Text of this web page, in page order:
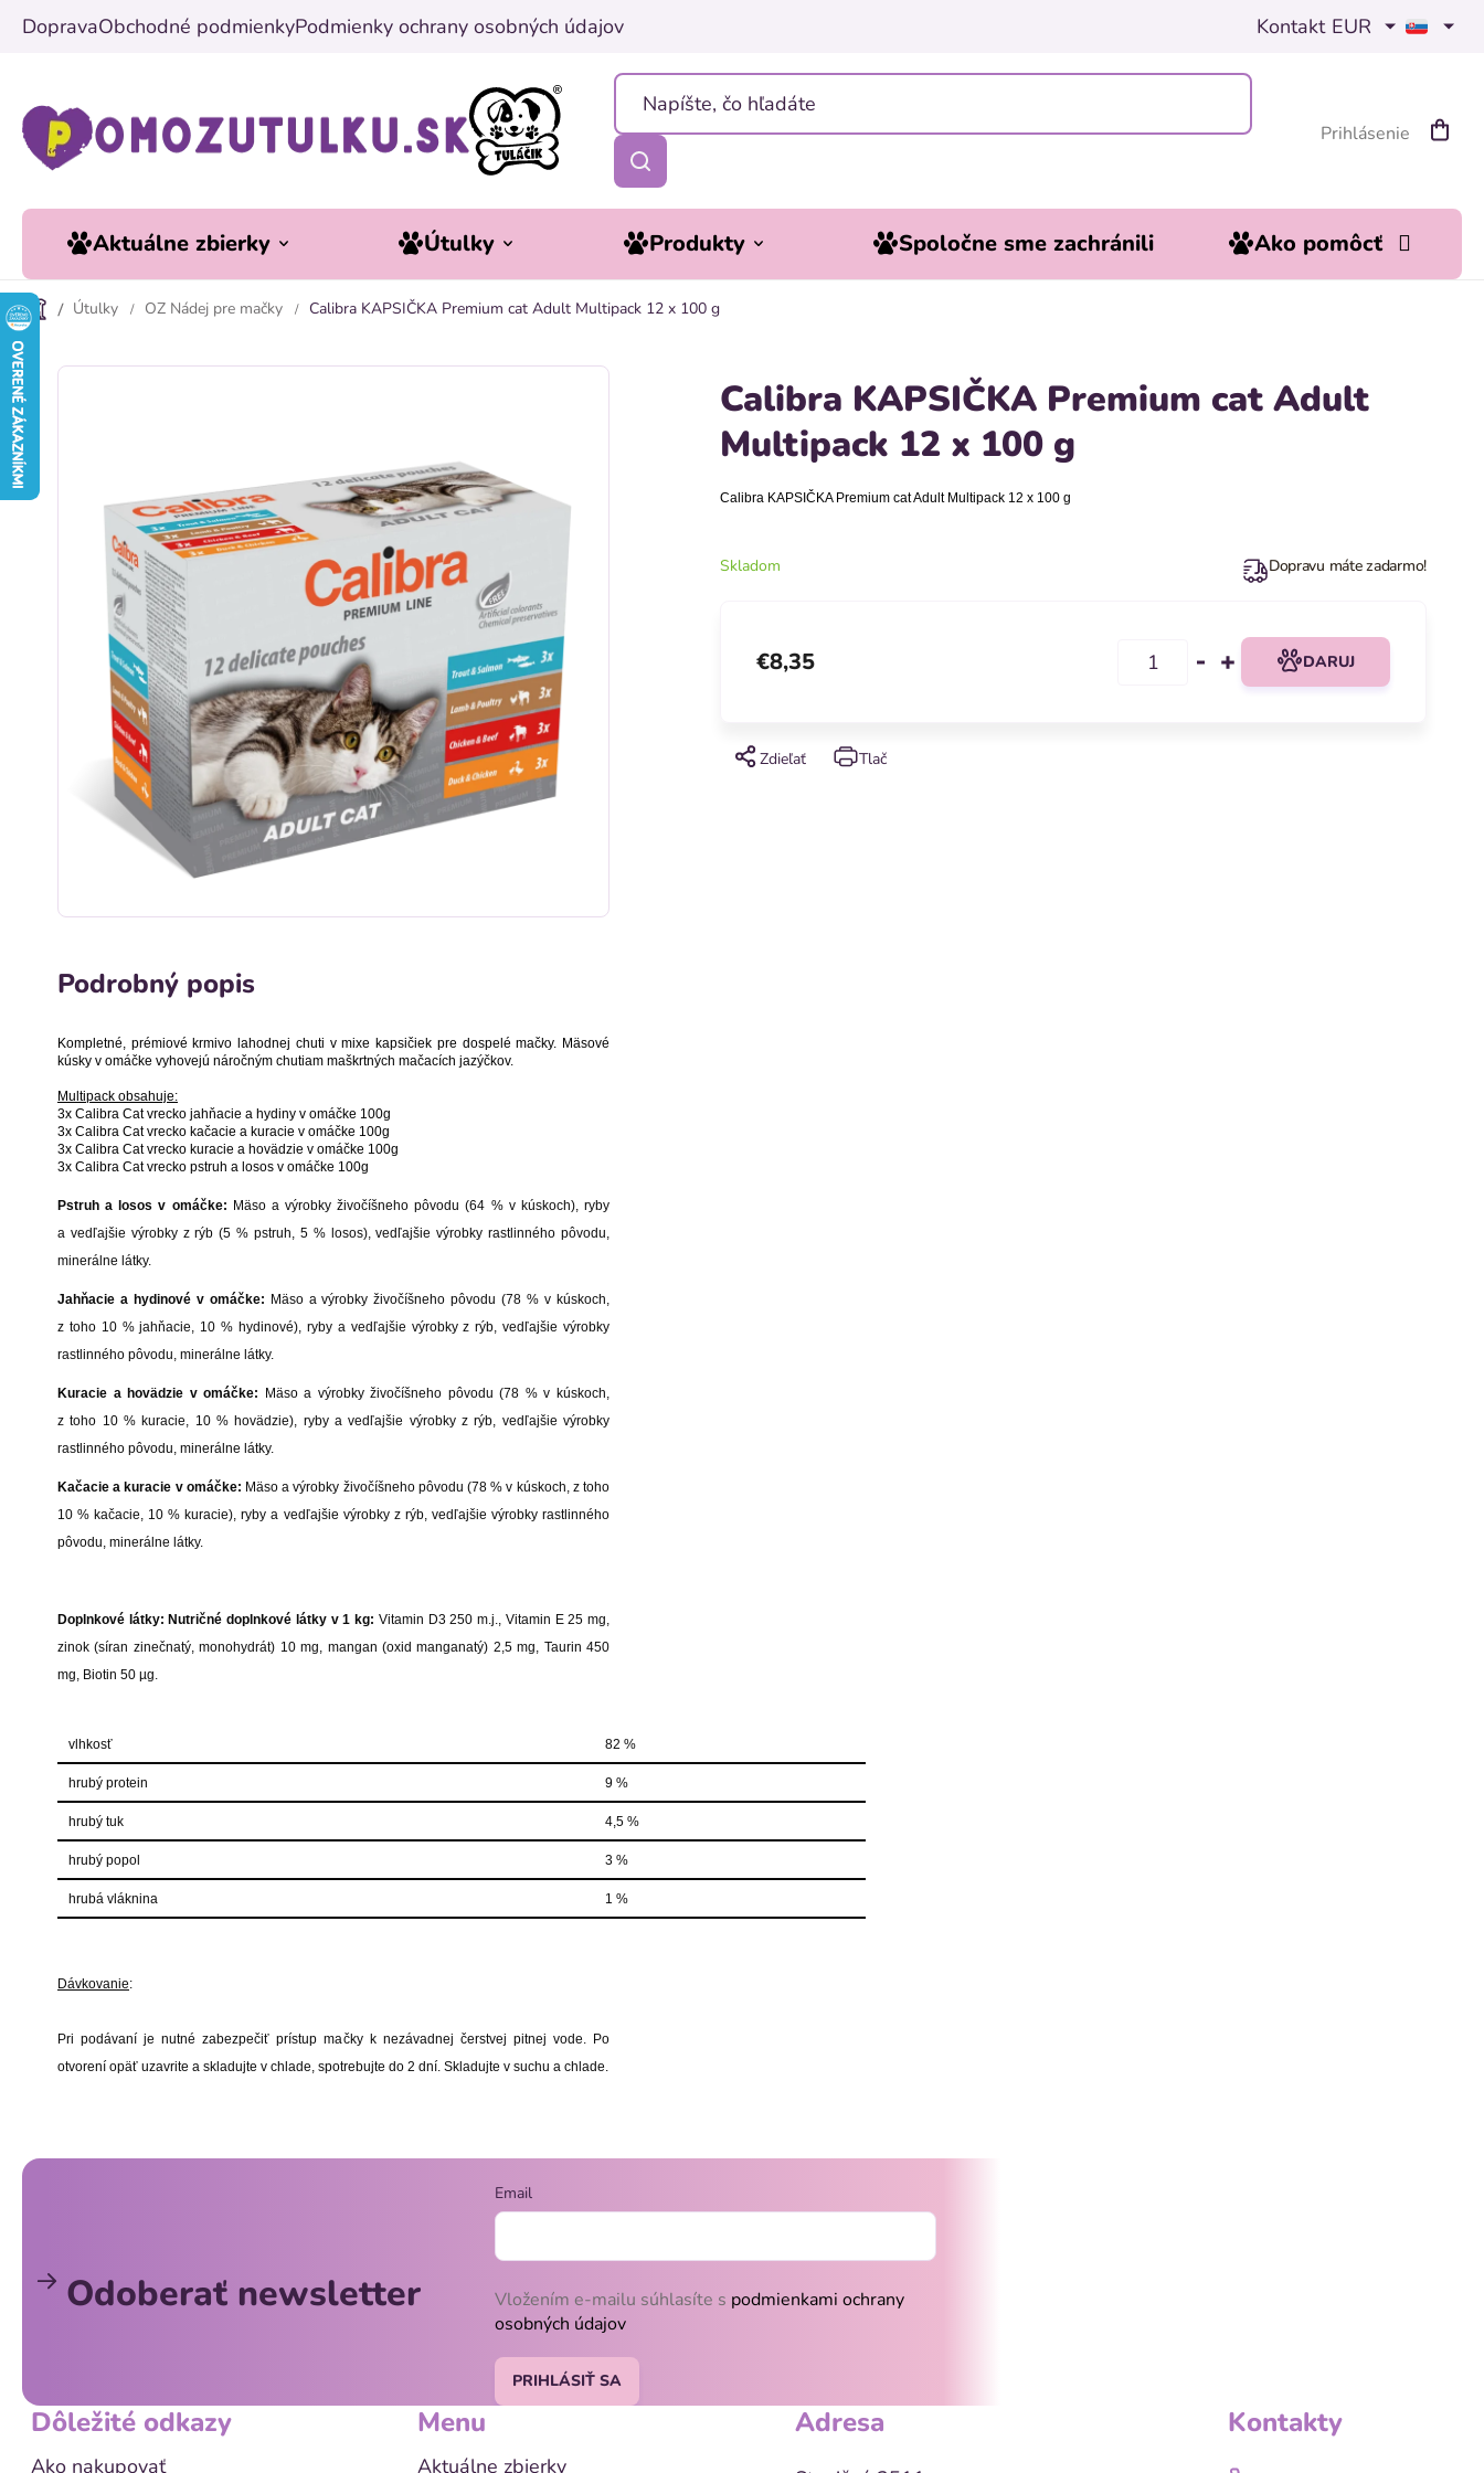
DopravaObchodné podmienkyPodmienky ochrany osobných údajov Kontakt EUR
Prihlásenie
Aktuálne zbierky Útulky Produkty Spoločne sme zachránili Ako pomôcť
Útulky OZ Nádej pre mačky Calibra KAPSIČKA Premium cat Adult Multipack 12 x 100 g
Calibra KAPSIČKA Premium cat Adult
Multipack 12 x 100 g
Calibra KAPSIČKA Premium cat Adult Multipack 12 x 100 g
Tlač
Zdieľať
Skladom Dopravu máte zadarmo!
€8,35 DARUJ
Podrobný popis
Kompletné, prémiové krmivo lahodnej chuti v mixe kapsičiek pre dospelé mačky. Mäsové
kúsky v omáčke vyhovejú náročným chutiam maškrtných mačacích jazýčkov.
Multipack obsahuje:
3x Calibra Cat vrecko jahňacie a hydiny v omáčke 100g
3x Calibra Cat vrecko kačacie a kuracie v omáčke 100g
3x Calibra Cat vrecko kuracie a hovädzie v omáčke 100g
3x Calibra Cat vrecko pstruh a losos v omáčke 100g
Pstruh a losos v omáčke: Mäso a výrobky živočíšneho pôvodu (64 % v kúskoch), ryby
a vedľajšie výrobky z rýb (5 % pstruh, 5 % losos), vedľajšie výrobky rastlinného pôvodu,
minerálne látky.
Jahňacie a hydinové v omáčke: Mäso a výrobky živočíšneho pôvodu (78 % v kúskoch,
z toho 10 % jahňacie, 10 % hydinové), ryby a vedľajšie výrobky z rýb, vedľajšie výrobky
rastlinného pôvodu, minerálne látky.
Kuracie a hovädzie v omáčke: Mäso a výrobky živočíšneho pôvodu (78 % v kúskoch,
z toho 10 % kuracie, 10 % hovädzie), ryby a vedľajšie výrobky z rýb, vedľajšie výrobky
rastlinného pôvodu, minerálne látky.
Kačacie a kuracie v omáčke: Mäso a výrobky živočíšneho pôvodu (78 % v kúskoch, z toho
10 % kačacie, 10 % kuracie), ryby a vedľajšie výrobky z rýb, vedľajšie výrobky rastlinného
pôvodu, minerálne látky.
Doplnkové látky: Nutričné doplnkové látky v 1 kg: Vitamin D3 250 m.j., Vitamin E 25 mg,
zinok (síran zinečnatý, monohydrát) 10 mg, mangan (oxid manganatý) 2,5 mg, Taurin 450
mg, Biotin 50 µg.
vlhkosť 82 %
hrubý protein 9 %
hrubý tuk 4,5 %
hrubý popol 3 %
hrubá vláknina 1 %
Dávkovanie:
Pri podávaní je nutné zabezpečiť prístup mačky k nezávadnej čerstvej pitnej vode. Po
otvorení opäť uzavrite a skladujte v chlade, spotrebujte do 2 dní. Skladujte v suchu a chlade.
Odoberať newsletter
Email
Vložením e-mailu súhlasíte s podmienkami ochrany
osobných údajov
PRIHLÁSIŤ SA
Dôležité odkazy
Ako nakupovať
Menu
Aktuálne zbierky
Adresa Kontakty